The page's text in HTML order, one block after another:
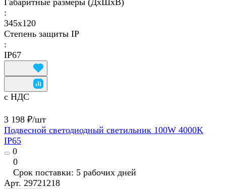
Габаритные размеры (ДхШхВ)
:
345x120
Степень защиты IP
:
IP67
с НДС
3 198 ₽/шт
Подвесной светодиодный светильник 100W 4000K
IP65
0
0
Срок поставки: 5 рабочих дней
Арт. 29721218